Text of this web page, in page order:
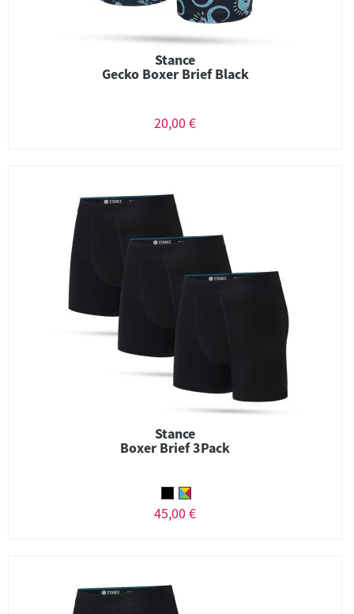
Stance
Gecko Boxer Brief Black
20,00 €
Stance
Boxer Brief 3Pack
45,00 €